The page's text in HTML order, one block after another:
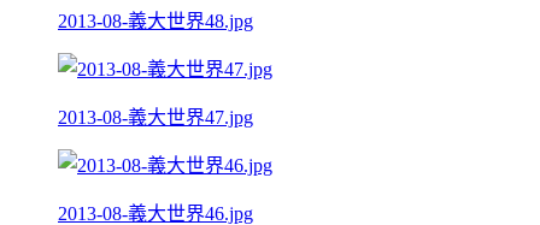
2013-08-義大世界48.jpg
2013-08-義大世界47.jpg
2013-08-義大世界46.jpg